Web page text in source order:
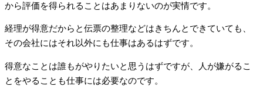
から評価を得られることはあまりないのが実情です。
経理が得意だからと伝票の整理などはきちんとできていても、
その会社にはそれ以外にも仕事はあるはずです。
得意なことは誰もがやりたいと思うはずですが、人が嫌がるこ
とをやることも仕事には必要なのです。